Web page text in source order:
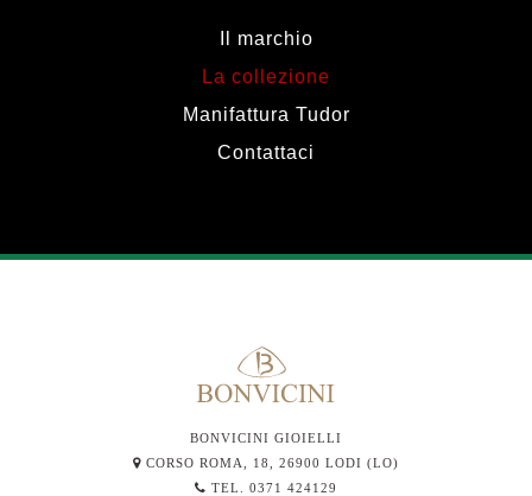
Il marchio
La collezione
Manifattura Tudor
Contattaci
BONVICINI GIOIELLI
CORSO ROMA, 18, 26900 LODI (LO)
TEL. 0371 424129